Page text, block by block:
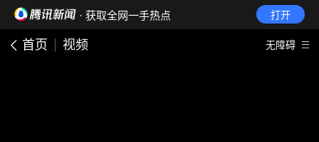
· 获取全网一手热点 打开
首页 视频 无障碍